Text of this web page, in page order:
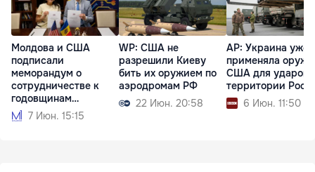
Молдова и США
подписали
меморандум о
сотрудничестве к
годовщинам
независимости
7 Июн. 15:15
WP: США не
разрешили Киеву
бить их оружием по
аэродромам РФ
22 Июн. 20:58
AP: Украина уже
применяла
США для ударов
территории
6 Июн. 11:50